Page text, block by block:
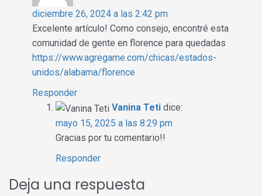
diciembre 26, 2024 a las 2:42 pm
Excelente artículo! Como consejo, encontré esta
comunidad de gente en florence para quedadas
https://www.agregame.com/chicas/estados-
unidos/alabama/florence
Responder
Vanina Teti dice:
mayo 15, 2025 a las 8:29 pm
Gracias por tu comentario!!
Responder
Deja una respuesta